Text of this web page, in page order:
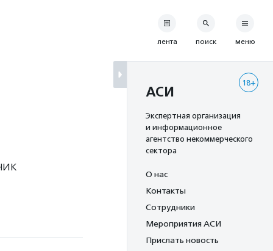
лента поиск меню
18+
АСИ
Экспертная организация
и информационное
агентство некоммерческого
сектора
О нас
Контакты
Сотрудники
Мероприятия АСИ
Прислать новость